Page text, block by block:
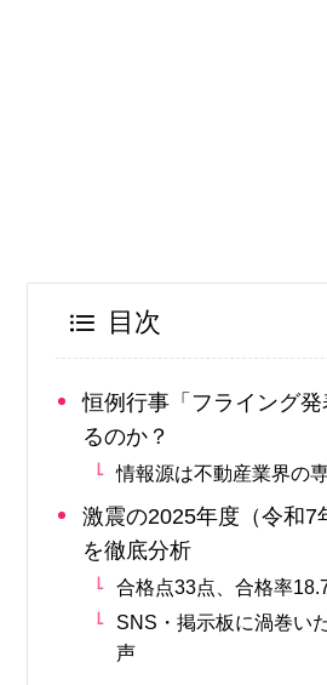
目次
恒例行事「フライング発
るのか？
情報源は不動産業界の
激震の2025年度（令和7
を徹底分析
合格点33点、合格率
SNS・掲示板に渦巻い
声